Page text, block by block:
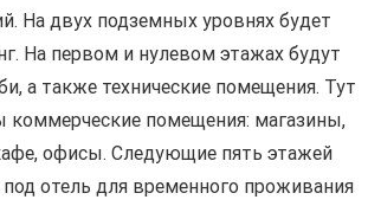
На двух подземных уровнях будет
На первом и нулевом этажах будут
а также технические помещения. Тут
коммерческие помещения: магазины,
офисы. Следующие пять этажей
отель для временного проживания